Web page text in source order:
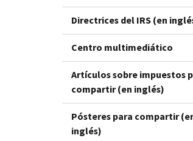
Directrices del IRS (en
Centro multimediático
Artículos sobre impuestos
compartir (en inglés)
Pósteres para compartir
inglés)